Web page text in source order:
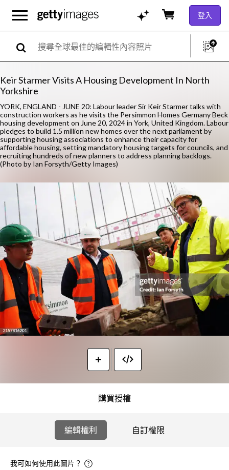
登入
Keir Starmer Visits A Housing Development In North
Yorkshire
YORK, ENGLAND - JUNE 20: Labour leader Sir Keir Starmer talks with
construction workers as he visits the Persimmon Homes Germany Beck
housing development on June 20, 2024 in York, United Kingdom. Labour
pledges to build 1.5 million new homes over the next parliament by
supporting housing associations to enhance their capacity for
affordable housing, setting mandatory housing targets for councils, and
recruiting hundreds of new planners to address planning backlogs.
(Photo by Ian Forsyth/Getty Images)
購買授權
編輯權利 自訂權限
我可如何使用此圖片？